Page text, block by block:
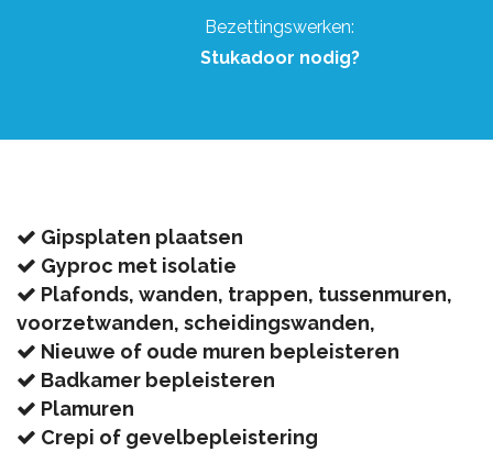
Bezettingswerken:
Stukadoor nodig?
Gipsplaten plaatsen
Gyproc met isolatie
Plafonds, wanden, trappen, tussenmuren,
voorzetwanden, scheidingswanden,
Nieuwe of oude muren bepleisteren
Badkamer bepleisteren
Plamuren
Crepi of gevelbepleistering